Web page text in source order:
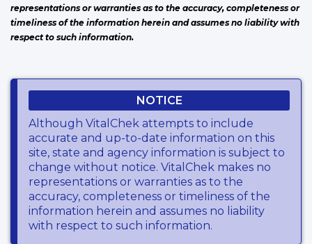
representations or warranties as to the accuracy, completeness or
timeliness of the information herein and assumes no liability with
respect to such information.
NOTICE
Although VitalChek attempts to include
accurate and up-to-date information on this
site, state and agency information is subject to
change without notice. VitalChek makes no
representations or warranties as to the
accuracy, completeness or timeliness of the
information herein and assumes no liability
with respect to such information.